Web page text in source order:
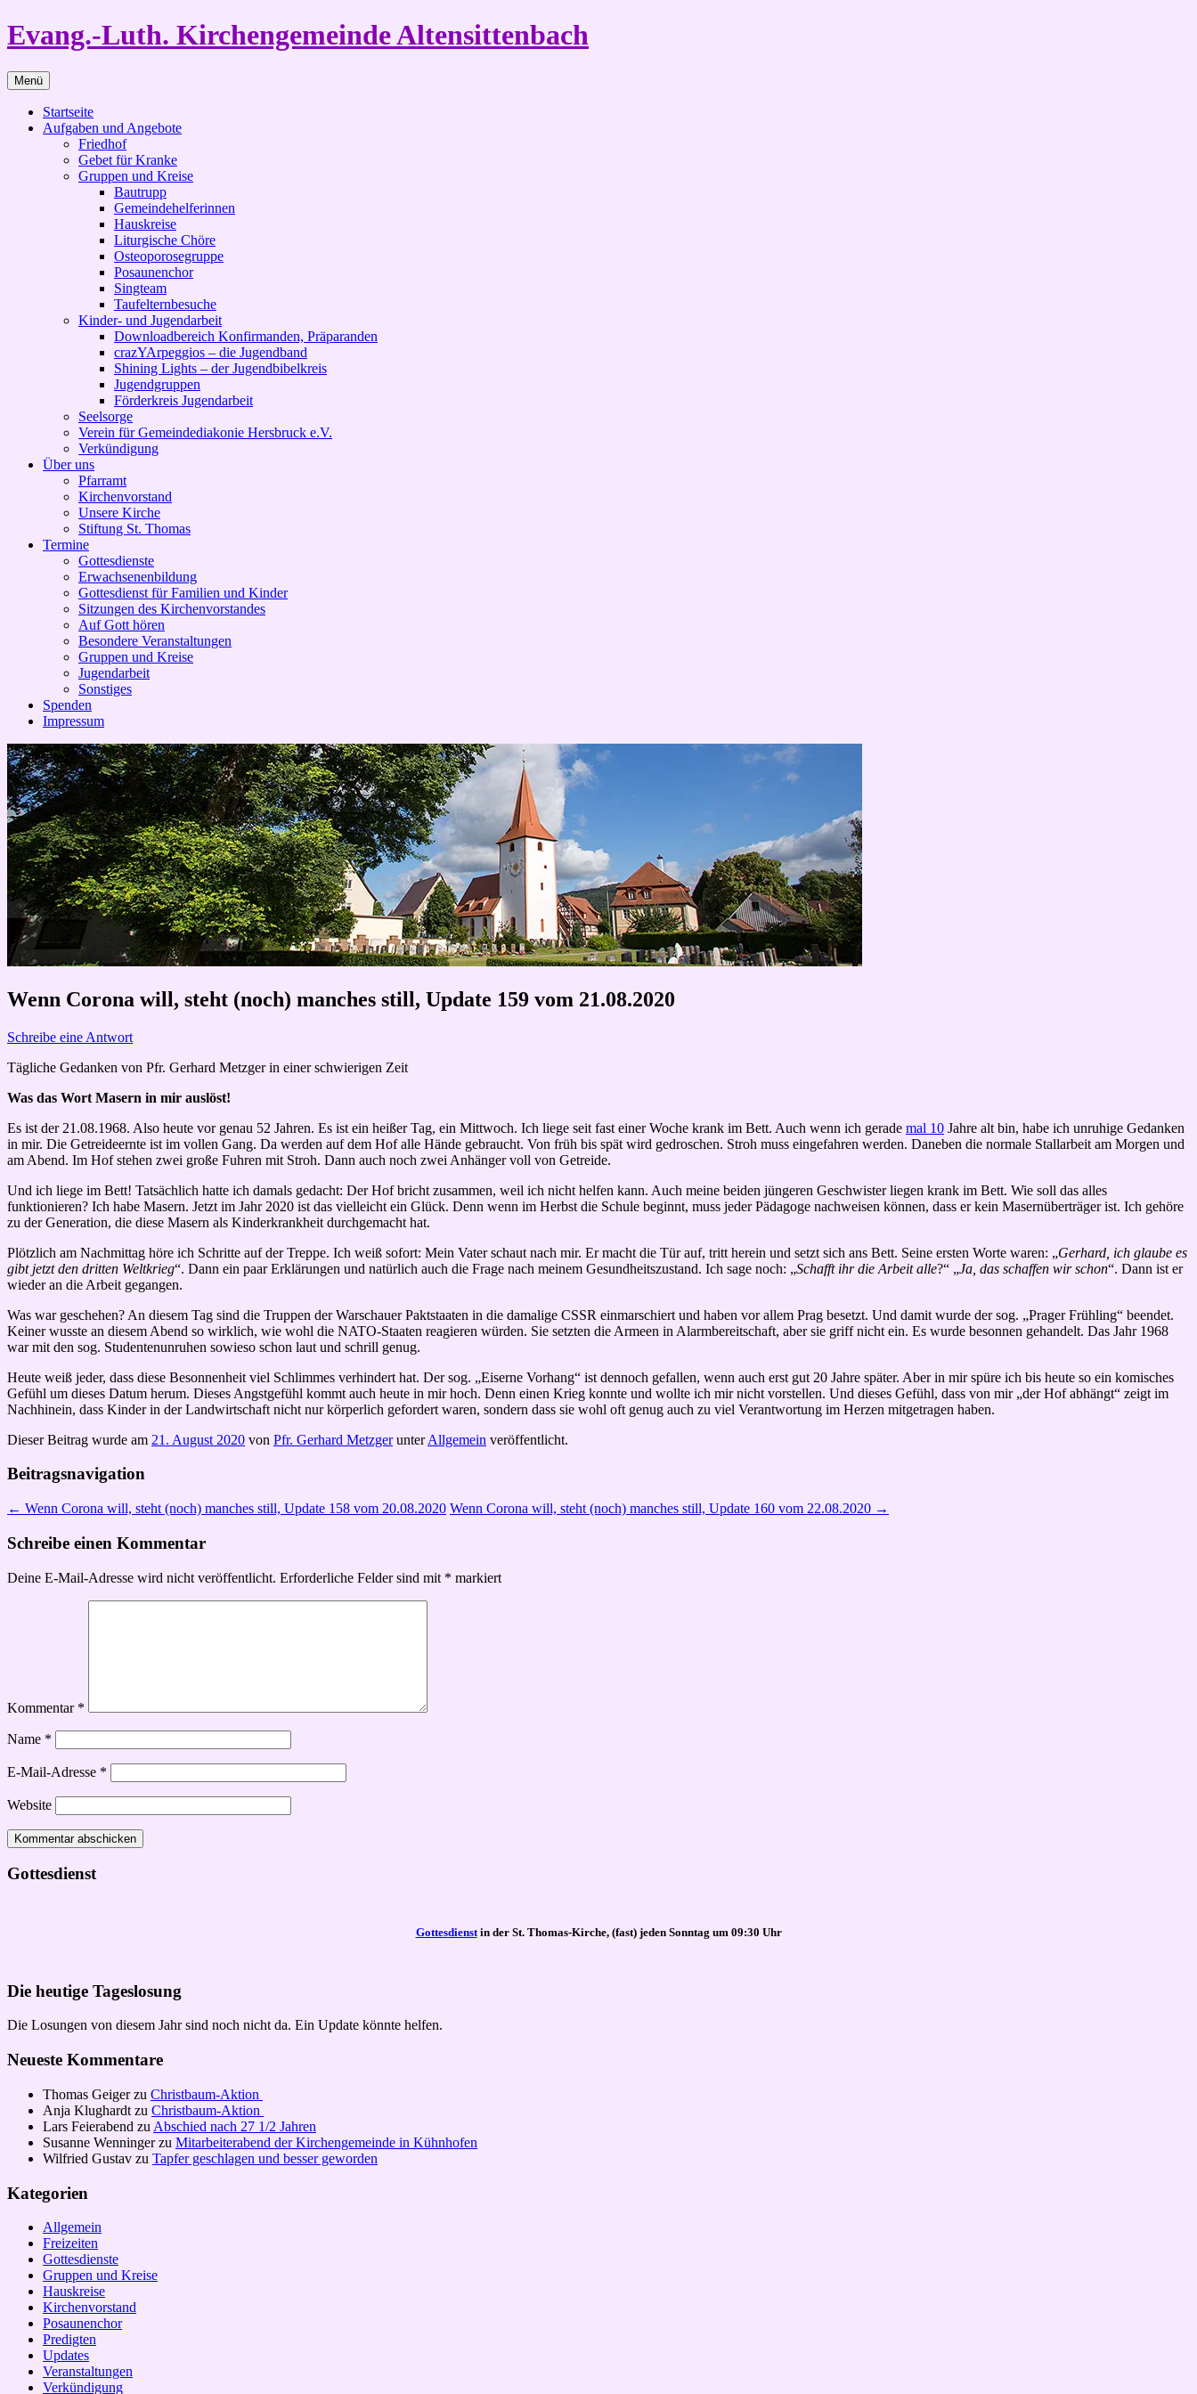
Zum
Inhalt
Evang.-Luth. Kirchengemeinde Altensittenbach
Menü
Startseite
Aufgaben und Angebote
Friedhof
Gebet für Kranke
Gruppen und Kreise
Bautrupp
Gemeindehelferinnen
Hauskreise
Liturgische Chöre
Osteoporosegruppe
Posaunenchor
Singteam
Taufelternbesuche
Kinder- und Jugendarbeit
Downloadbereich Konfirmanden, Präparanden
crazYArpeggios – die Jugendband
Shining Lights – der Jugendbibelkreis
Jugendgruppen
Förderkreis Jugendarbeit
Seelsorge
Verein für Gemeindediakonie Hersbruck e.V.
Verkündigung
Über uns
Pfarramt
Kirchenvorstand
Unsere Kirche
Stiftung St. Thomas
Termine
Gottesdienste
Erwachsenenbildung
Gottesdienst für Familien und Kinder
Sitzungen des Kirchenvorstandes
Auf Gott hören
Besondere Veranstaltungen
Gruppen und Kreise
Jugendarbeit
Sonstiges
Spenden
Impressum
Wenn Corona will, steht (noch) manches still, Update 159 vom 21.08.2020
Schreibe eine Antwort
Tägliche Gedanken von Pfr. Gerhard Metzger in einer schwierigen Zeit
Was das Wort Masern in mir auslöst!
Es ist der 21.08.1968. Also heute vor genau 52 Jahren. Es ist ein heißer Tag, ein Mittwoch. Ich liege seit fast einer Woche krank im Bett. Auch wenn ich gerade mal 10 Jahre alt bin, habe ich unruhige Gedanken
in mir. Die Getreideernte ist im vollen Gang. Da werden auf dem Hof alle Hände gebraucht. Von früh bis spät wird gedroschen. Stroh muss eingefahren werden. Daneben die normale Stallarbeit am Morgen und
am Abend. Im Hof stehen zwei große Fuhren mit Stroh. Dann auch noch zwei Anhänger voll von Getreide.
Und ich liege im Bett! Tatsächlich hatte ich damals gedacht: Der Hof bricht zusammen, weil ich nicht helfen kann. Auch meine beiden jüngeren Geschwister liegen krank im Bett. Wie soll das alles
funktionieren? Ich habe Masern. Jetzt im Jahr 2020 ist das vielleicht ein Glück. Denn wenn im Herbst die Schule beginnt, muss jeder Pädagoge nachweisen können, dass er kein Masernüberträger ist. Ich gehöre
zu der Generation, die diese Masern als Kinderkrankheit durchgemacht hat.
Plötzlich am Nachmittag höre ich Schritte auf der Treppe. Ich weiß sofort: Mein Vater schaut nach mir. Er macht die Tür auf, tritt herein und setzt sich ans Bett. Seine ersten Worte waren: „Gerhard, ich glaube es
gibt jetzt den dritten Weltkrieg“. Dann ein paar Erklärungen und natürlich auch die Frage nach meinem Gesundheitszustand. Ich sage noch: „Schafft ihr die Arbeit alle?“ „Ja, das schaffen wir schon“. Dann ist er
wieder an die Arbeit gegangen.
Was war geschehen? An diesem Tag sind die Truppen der Warschauer Paktstaaten in die damalige CSSR einmarschiert und haben vor allem Prag besetzt. Und damit wurde der sog. „Prager Frühling“ beendet.
Keiner wusste an diesem Abend so wirklich, wie wohl die NATO-Staaten reagieren würden. Sie setzten die Armeen in Alarmbereitschaft, aber sie griff nicht ein. Es wurde besonnen gehandelt. Das Jahr 1968
war mit den sog. Studentenunruhen sowieso schon laut und schrill genug.
Heute weiß jeder, dass diese Besonnenheit viel Schlimmes verhindert hat. Der sog. „Eiserne Vorhang“ ist dennoch gefallen, wenn auch erst gut 20 Jahre später. Aber in mir spüre ich bis heute so ein komisches
Gefühl um dieses Datum herum. Dieses Angstgefühl kommt auch heute in mir hoch. Denn einen Krieg konnte und wollte ich mir nicht vorstellen. Und dieses Gefühl, dass von mir „der Hof abhängt“ zeigt im
Nachhinein, dass Kinder in der Landwirtschaft nicht nur körperlich gefordert waren, sondern dass sie wohl oft genug auch zu viel Verantwortung im Herzen mitgetragen haben.
Dieser Beitrag wurde am 21. August 2020 von Pfr. Gerhard MetzgerunterAllgemein veröffentlicht.
Beitragsnavigation
← Wenn Corona will, steht (noch) manches still, Update 158 vom 20.08.2020 Wenn Corona will, steht (noch) manches still, Update 160 vom 22.08.2020 →
Schreibe einen Kommentar
Deine E-Mail-Adresse wird nicht veröffentlicht. Erforderliche Felder sind mit * markiert
Kommentar *
Name *
E-Mail-Adresse *
Website
Gottesdienst
Gottesdienstin der St. Thomas-Kirche, (fast) jeden Sonntag um 09:30 Uhr
Die heutige Tageslosung
Die Losungen von diesem Jahr sind noch nicht da. Ein Update könnte helfen.
Neueste Kommentare
Thomas Geigerzu Christbaum-Aktion
Anja Klughardt zu Christbaum-Aktion
Lars Feierabend zu Abschied nach 27 1/2 Jahren
Susanne Wenningerzu Mitarbeiterabend der Kirchengemeinde in Kühnhofen
Wilfried Gustav zu Tapfer geschlagen und besser geworden
Kategorien
Allgemein
Freizeiten
Gottesdienste
Gruppen und Kreise
Hauskreise
Kirchenvorstand
Posaunenchor
Predigten
Updates
Veranstaltungen
Verkündigung